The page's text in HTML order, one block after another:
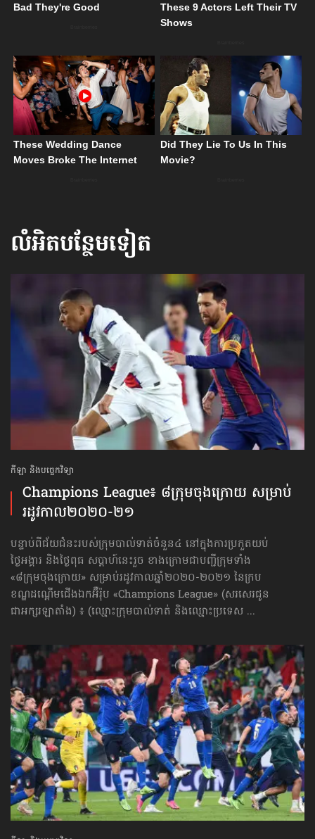
លំអិតបន្ថែមទៀត
កីឡា និងបច្ចេកវិទ្យា
Champions League៖ ៨ក្រុម​ចុងក្រោយ សម្រាប់​
រដូវកាល២០២០-២១
បន្ទាប់ពីជ័យជំនះ​របស់ក្រុមបាល់ទាត់ចំនួន៤ នៅក្នុងការប្រកួត​​យប់
ថ្ងៃអង្គារ និងថ្ងៃពុធ សប្ដាហ៍នេះរួច ខាងក្រោម​ជាបញ្ជីក្រុម​ទាំង​
«៨ក្រុម​ចុងក្រោយ» សម្រាប់រដូវកាលឆ្នាំ២០២០-២០២១ នៃក្រប
ខណ្ឌដណ្ដើមជើងឯកអ៊ឺរ៉ុប «Champions League» (សរសេរជូន​
ជាអក្សរឡាតាំង) ៖ (ឈ្មោះក្រុមបាល់ទាត់ និងឈ្មោះប្រទេស ...